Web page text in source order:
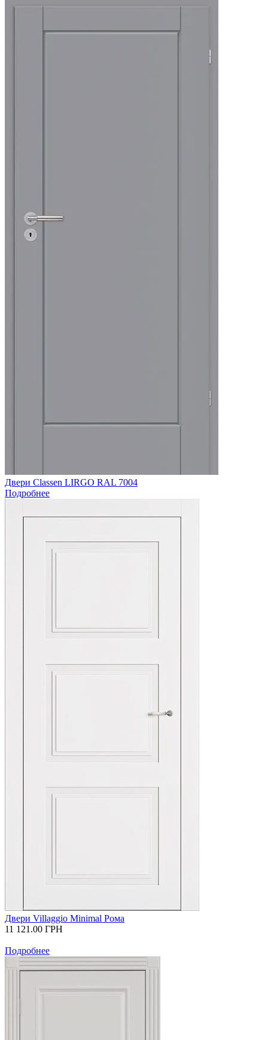
Двери Classen LIRGO RAL 7004
Подробнее
Двери Villaggio Minimal Рома
11 121.00 ГРН
Подробнее